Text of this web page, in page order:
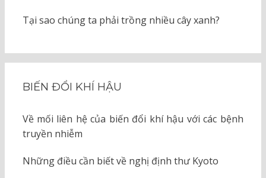
Tại sao chúng ta phải trồng nhiều cây xanh?
BIẾN ĐỔI KHÍ HẬU
Về mối liên hệ của biến đổi khí hậu với các bệnh
truyền nhiễm
Những điều cần biết về nghị định thư Kyoto